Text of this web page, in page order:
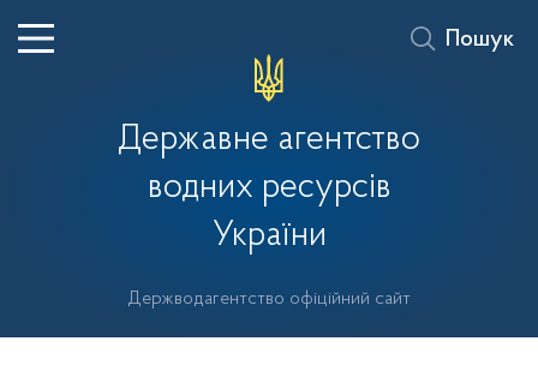
Державне агентство
водних ресурсів
України
Держводагентство офіційний сайт
Пошук